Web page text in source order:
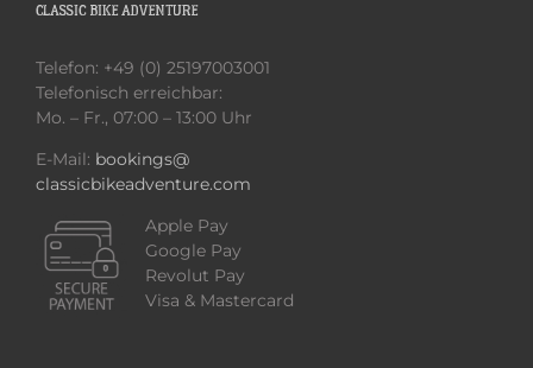
CLASSIC BIKE ADVENTURE
Telefon: +49 (0) 25197003001
Telefonisch erreichbar:
Mo. – Fr., 07:00 – 13:00 Uhr
E-Mail: bookings@
classicbikeadventure.com
Apple Pay
Google Pay
Revolut Pay
Visa & Mastercard